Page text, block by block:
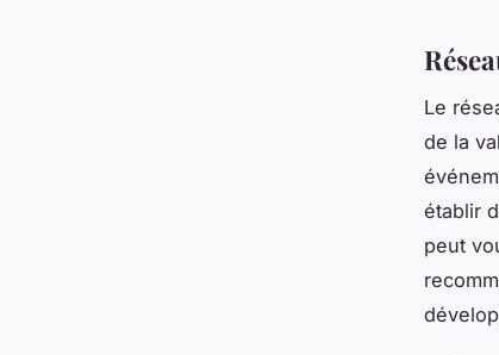
Le
de la
établir
peut